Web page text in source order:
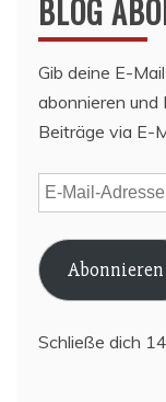
BLOG
Gib deine E-
abonnieren und
Beiträge via E-
E-
Mail-
Adresse
Abonnieren
Schließe dich